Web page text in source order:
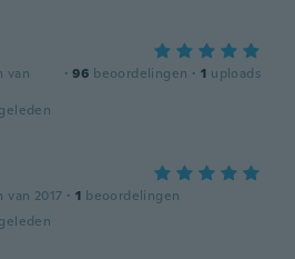
van
· 96 beoordelingen · 1 uploads
van 2017 · 1 beoordelingen